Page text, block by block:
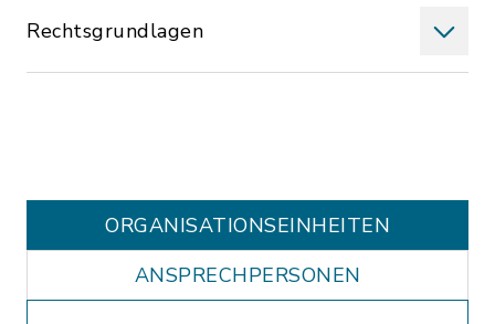
Rechtsgrundlagen
ORGANISATIONS­EINHEITEN
ANSPRECHPERSONEN